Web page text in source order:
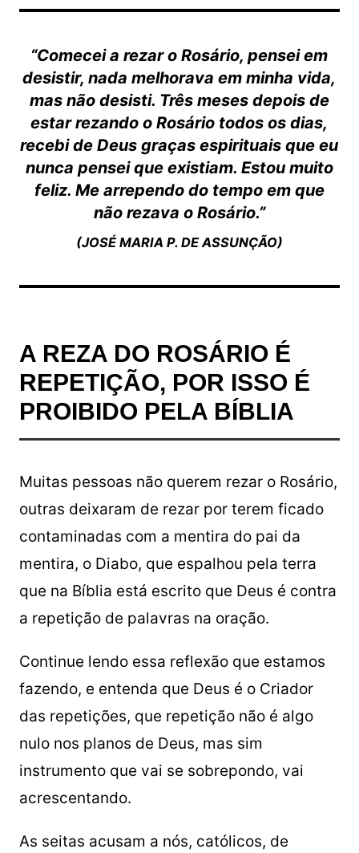
“Comecei a rezar o Rosário, pensei em
desistir, nada melhorava em minha vida,
mas não desisti. Três meses depois de
estar rezando o Rosário todos os dias,
recebi de Deus graças espirituais que eu
nunca pensei que existiam. Estou muito
feliz. Me arrependo do tempo em que
não rezava o Rosário.”
(JOSÉ MARIA P. DE ASSUNÇÃO)
A REZA DO ROSÁRIO É
REPETIÇÃO, POR ISSO É
PROIBIDO PELA BÍBLIA
Muitas pessoas não querem rezar o Rosário,
outras deixaram de rezar por terem ficado
contaminadas com a mentira do pai da
mentira, o Diabo, que espalhou pela terra
que na Bíblia está escrito que Deus é contra
a repetição de palavras na oração.
Continue lendo essa reflexão que estamos
fazendo, e entenda que Deus é o Criador
das repetições, que repetição não é algo
nulo nos planos de Deus, mas sim
instrumento que vai se sobrepondo, vai
acrescentando.
As seitas acusam a nós, católicos, de